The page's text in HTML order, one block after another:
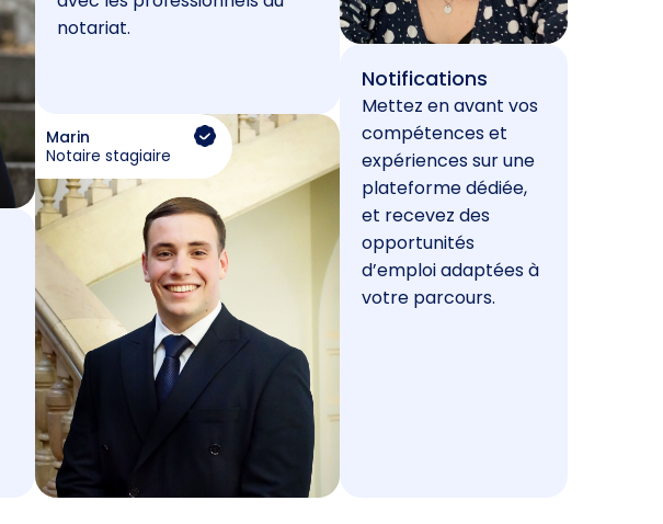
notariat.
Marin
Notaire stagiaire
Notifications
Mettez en avant vos
compétences et
expériences sur une
plateforme dédiée,
et recevez des
opportunités
d’emploi adaptées à
votre parcours.